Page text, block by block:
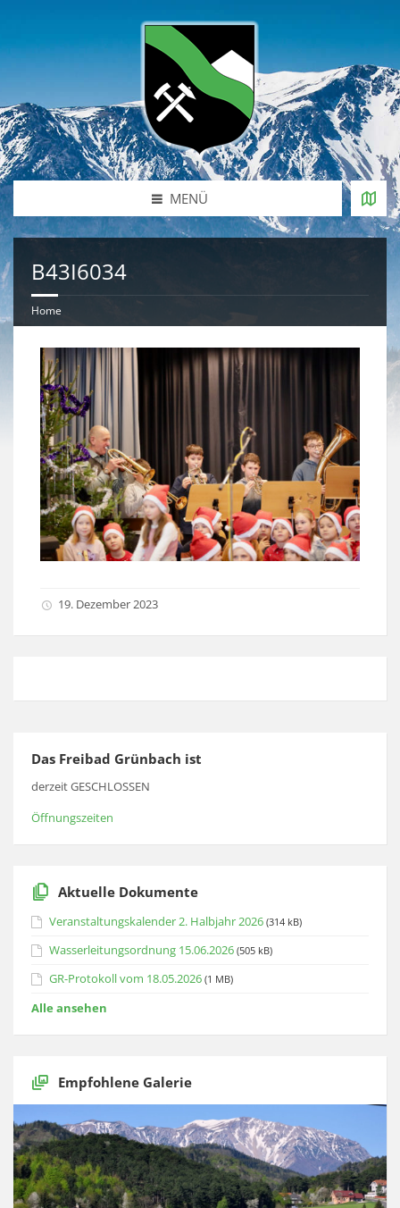
MENÜ
B43I6034
Home
19. Dezember 2023
Das Freibad Grünbach ist
derzeit GESCHLOSSEN
Öffnungszeiten
Aktuelle Dokumente
Veranstaltungskalender 2. Halbjahr 2026 (314 kB)
Wasserleitungsordnung 15.06.2026 (505 kB)
GR-Protokoll vom 18.05.2026 (1 MB)
Alle ansehen
Empfohlene Galerie